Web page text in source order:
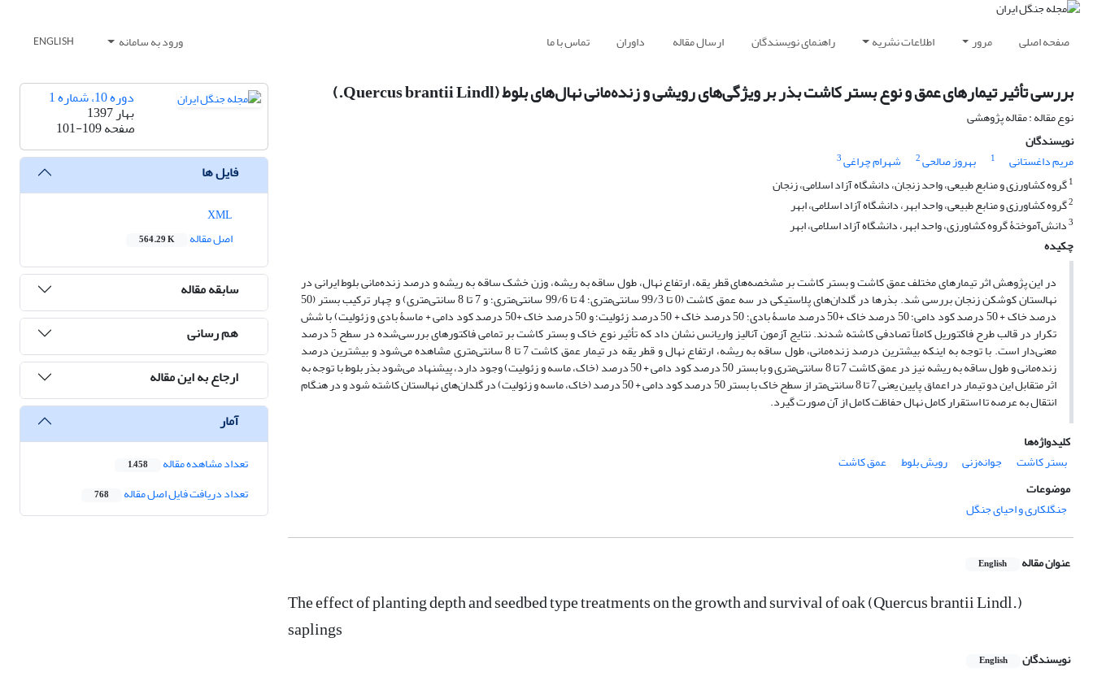
صفحه اصلی مرور اطلاعات نشریه راهنمای نویسندگان ارسال مقاله داوران تماس با ما ورود به سامانه ENGLISH
بررسی تأثیر تیمارهای عمق و نوع بستر کاشت بذر بر ویژگی‌های رویشی و زنده‌مانی نهال‌های بلوط (Quercus brantii Lindl.)
نوع مقاله : مقاله پژوهشی
نویسندگان
مریم داغستانی
1 بهروز صالحی2 شهرام چراغی3
1گروه کشاورزی و منابع طبیعی، واحد زنجان، دانشگاه آزاد اسلامی، زنجان
2گروه کشاورزی و منابع طبیعی، واحد ابهر، دانشگاه آزاد اسلامی‌، ابهر
3دانش‌آموختۀ گروه کشاورزی‌، واحد ابهر، دانشگاه آزاد اسلامی‌، ابهر
چکیده
در این پژوهش اثر تیمارهای مختلف عمق کاشت و بستر کاشت بر مشخصه‌های قطر یقه، ارتفاع نهال، طول ساقه به ریشه، وزن خشک ساقه به ریشه و درصد زنده‌مانی بلوط ایرانی در
نهالستان کوشکن زنجان بررسی شد. بذرها در گلدان‌های پلاستیکی در سه عمق کاشت (0 تا 99/3 سانتی‌متری؛ 4 تا 99/6 سانتی‌متری؛ و 7 تا 8 سانتی‌متری) و چهار ترکیب بستر (50
درصد خاک + 50 درصد کود دامی؛ 50 درصد خاک +50 درصد ماسۀ بادی؛ 50 درصد خاک + 50 درصد زئولیت؛ و 50 درصد خاک +50 درصد کود دامی + ماسۀ بادی و زئولیت) با شش
تکرار در قالب طرح فاکتوریل کاملاً تصادفی کاشته شدند. نتایج آزمون آنالیز واریانس نشان داد که تأثیر نوع خاک و بستر کاشت بر تمامی فاکتورهای بررسی‌شده در سطح 5 درصد
معنی‌دار است. با توجه به اینکه بیشترین درصد زنده‌مانی، طول ساقه به ریشه، ارتفاع نهال و قطر یقه در تیمار عمق کاشت 7 تا 8 سانتی‌متری مشاهده می‌شود و بیشترین درصد
زنده‌مانی و طول ساقه به ریشه نیز در عمق کاشت 7 تا 8 سانتی‌متری و با بستر 50 درصد کود دامی + 50 درصد (خاک، ماسه و زئولیت) وجود دارد، پیشنهاد می‌شود بذر بلوط با توجه به
اثر متقابل این دو تیمار در اعماق پایین یعنی 7 تا 8 سانتی‌متر از سطح خاک با بستر 50 درصد کود دامی + 50 درصد (خاک، ماسه و زئولیت) در گلدان‌های نهالستان کاشته شود و در هنگام
انتقال به عرصه تا استقرار کامل نهال حفاظت کامل از آن صورت گیرد.
کلیدواژه‌ها
بستر کاشت
جوانه‌زنی رویش بلوط
عمق کاشت
موضوعات
جنگلکاری و احیای جنگل
عنوان مقاله English
The effect of planting depth and seedbed type treatments on the growth and survival of oak (Quercus brantii Lindl.)
saplings
نویسندگان English
دوره 10، شماره 1
بهار 1397
صفحه101-109
فایل ها
اصل مقاله
564.29 K
سابقه مقاله
هم رسانی
ارجاع به این مقاله
آمار
تعداد مشاهده مقاله 1,458
تعداد دریافت فایل اصل مقاله 768